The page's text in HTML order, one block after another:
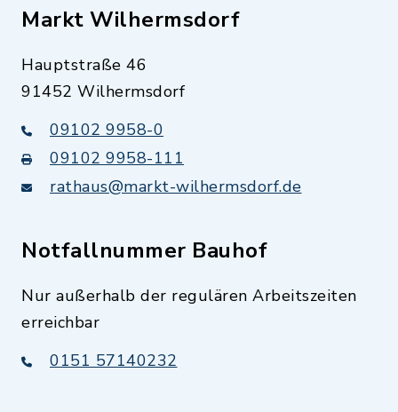
Markt Wilhermsdorf
Hauptstraße 46
91452 Wilhermsdorf
09102 9958-0
09102 9958-111
rathaus@markt-wilhermsdorf.de
Notfallnummer Bauhof
Nur außerhalb der regulären Arbeitszeiten
erreichbar
0151 57140232